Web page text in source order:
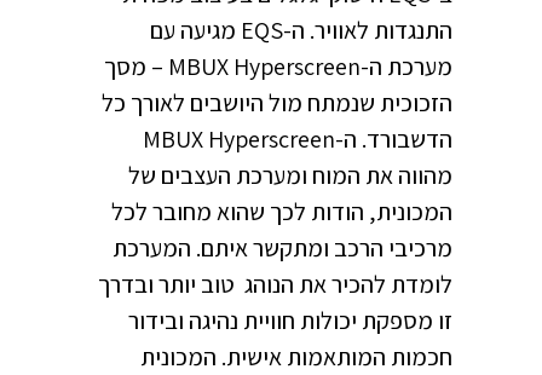
התנגדות לאוויר. ה-EQS מגיעה עם
מערכת ה-MBUX Hyperscreen – מסך
הזכוכית שנמתח מול היושבים לאורך כל
הדשבורד. ה-MBUX Hyperscreen
מהווה את המוח ומערכת העצבים של
המכונית, הודות לכך שהוא מחובר לכל
מרכיבי הרכב ומתקשר איתם. המערכת
לומדת להכיר את הנוהג טוב יותר ובדרך
זו מספקת יכולות חוויית נהיגה ובידור
חכמות המותאמות אישית. המכונית